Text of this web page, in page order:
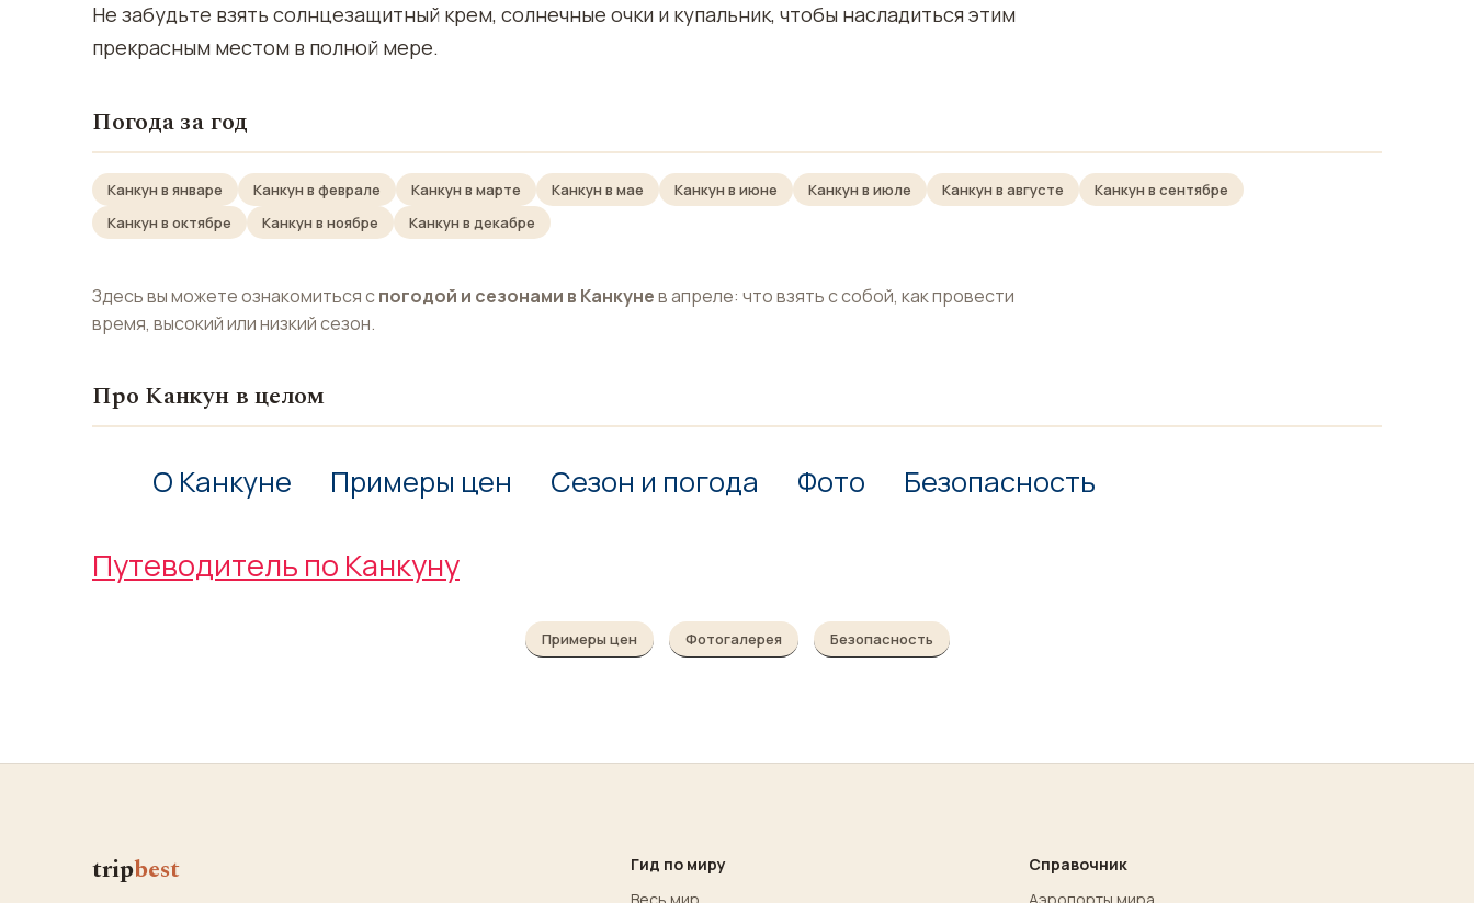
Не забудьте взять солнцезащитный крем, солнечные очки и купальник, чтобы насладиться этим
прекрасным местом в полной мере.
Погода за год
Канкун в январе Канкун в феврале Канкун в марте Канкун в мае Канкун в июне Канкун в июле Канкун в августе
Канкун в сентябре
Канкун в октябре
Канкун в ноябре Канкун в декабре
Здесь вы можете ознакомиться спогодой и сезонами в Канкунев апреле: что взять с собой, как провести
время, высокий или низкий сезон.
Про Канкун в целом
О Канкуне Примеры цен Сезон и погода Фото Безопасность
Путеводитель по Канкуну
Примеры цен Фотогалерея Безопасность
tripbest
Гид по миру
Справочник